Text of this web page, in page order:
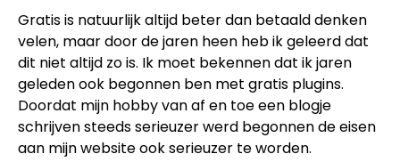
Gratis is natuurlijk altijd beter dan betaald denken
velen, maar door de jaren heen heb ik geleerd dat
dit niet altijd zo is. Ik moet bekennen dat ik jaren
geleden ook begonnen ben met gratis plugins.
Doordat mijn hobby van af en toe een blogje
schrijven steeds serieuzer werd begonnen de eisen
aan mijn website ook serieuzer te worden.